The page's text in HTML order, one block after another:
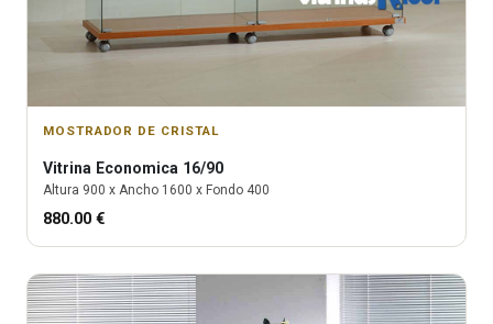
MOSTRADOR DE CRISTAL
Vitrina Economica 16/90
Altura 900 x Ancho 1600 x Fondo 400
880.00 €